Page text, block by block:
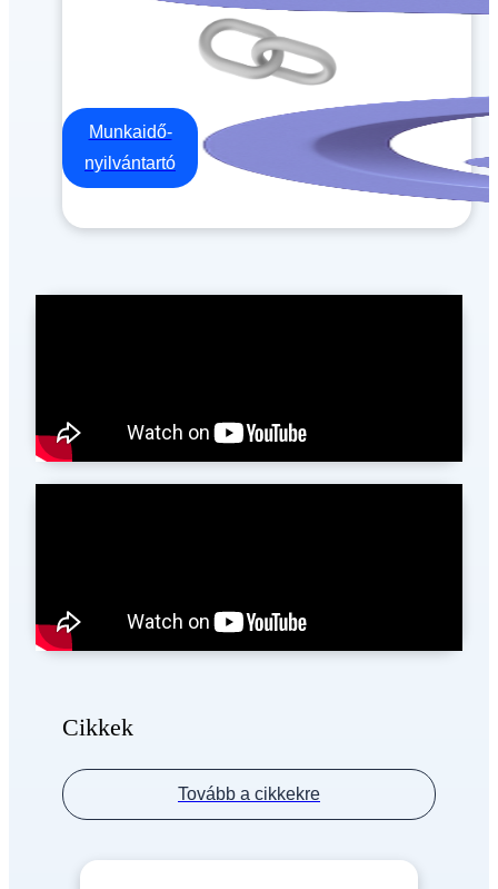
Munkaidő-
nyilvántartó
Cikkek
Tovább a cikkekre